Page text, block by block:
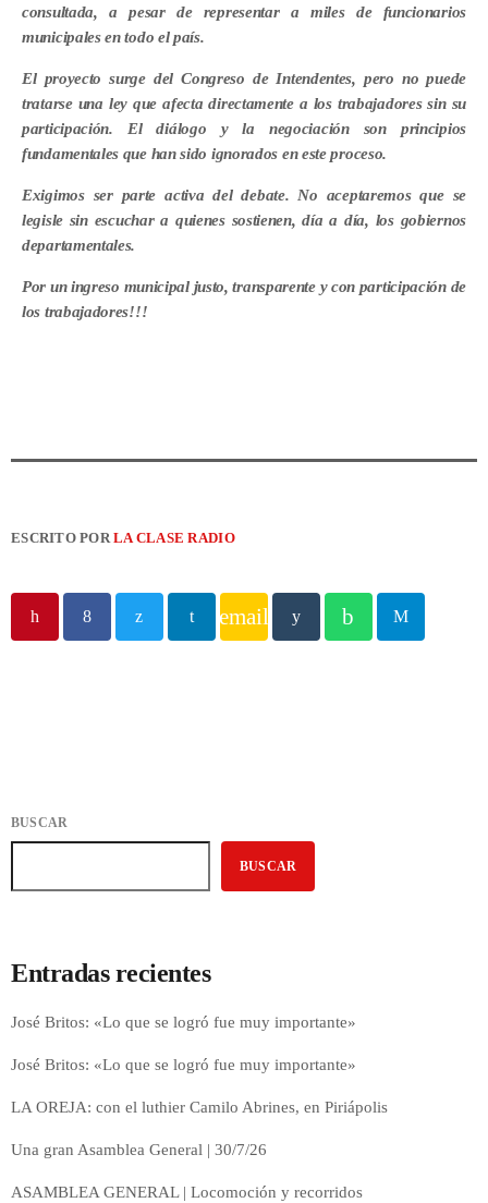
consultada, a pesar de representar a miles de funcionarios
municipales en todo el país.
El proyecto surge del Congreso de Intendentes, pero no puede
tratarse una ley que afecta directamente a los trabajadores sin su
participación. El diálogo y la negociación son principios
fundamentales que han sido ignorados en este proceso.
Exigimos ser parte activa del debate. No aceptaremos que se
legisle sin escuchar a quienes sostienen, día a día, los gobiernos
departamentales.
Por un ingreso municipal justo, transparente y con participación de
los trabajadores!!!
ESCRITO PORLA CLASE RADIO
email
BUSCAR
BUSCAR
Entradas recientes
José Britos: «Lo que se logró fue muy importante»
José Britos: «Lo que se logró fue muy importante»
LA OREJA: con el luthier Camilo Abrines, en Piriápolis
Una gran Asamblea General | 30/7/26
ASAMBLEA GENERAL | Locomoción y recorridos